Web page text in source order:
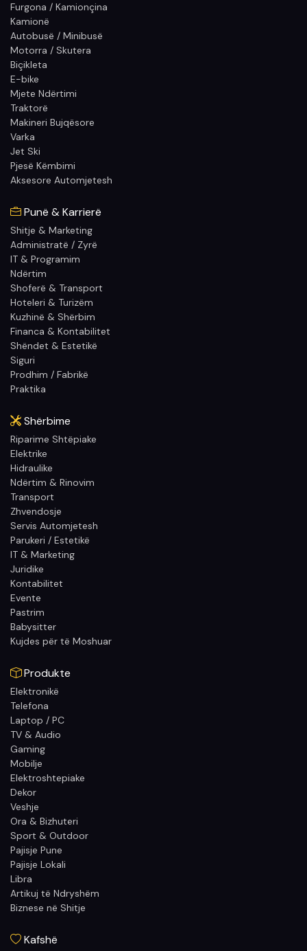
Furgona / Kamionçina
Kamionë
Autobusë / Minibusë
Motorra / Skutera
Biçikleta
E-bike
Mjete Ndërtimi
Traktorë
Makineri Bujqësore
Varka
Jet Ski
Pjesë Këmbimi
Aksesore Automjetesh
Punë & Karrierë
Shitje & Marketing
Administratë / Zyrë
IT & Programim
Ndërtim
Shoferë & Transport
Hoteleri & Turizëm
Kuzhinë & Shërbim
Financa & Kontabilitet
Shëndet & Estetikë
Siguri
Prodhim / Fabrikë
Praktika
Shërbime
Riparime Shtëpiake
Elektrike
Hidraulike
Ndërtim & Rinovim
Transport
Zhvendosje
Servis Automjetesh
Parukeri / Estetikë
IT & Marketing
Juridike
Kontabilitet
Evente
Pastrim
Babysitter
Kujdes për të Moshuar
Produkte
Elektronikë
Telefona
Laptop / PC
TV & Audio
Gaming
Mobilje
Elektroshtepiake
Dekor
Veshje
Ora & Bizhuteri
Sport & Outdoor
Pajisje Pune
Pajisje Lokali
Libra
Artikuj të Ndryshëm
Biznese në Shitje
Kafshë